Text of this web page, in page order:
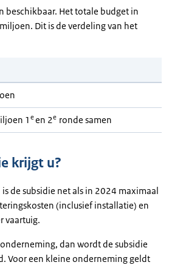
beschikbaar. Het totale budget in
Dit is de verdeling van het
1 een 2e ronde samen
krijgt u?
de subsidie net als in 2024 maximaal
(inclusief installatie) en
vaartuig.
dan wordt de subsidie
Voor een kleine onderneming geldt